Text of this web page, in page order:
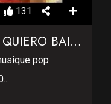
131
SONIA Y SELENA – YO QUIERO BAILAR
pop